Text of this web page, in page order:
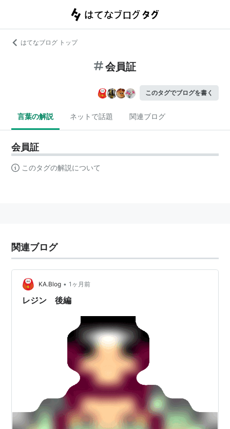
はてなブログ トップ
会員証
このタグでブログを書く
言葉の解説 ネットで話題 関連ブログ
会員証
このタグの解説について
関連ブログ
KA.Blog • 1ヶ月前
レジン 後編